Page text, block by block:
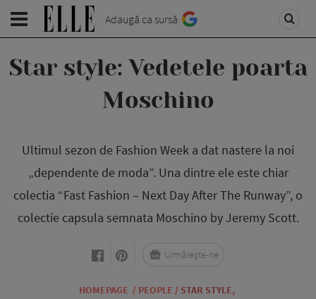
Adaugă ca sursă
Star style: Vedetele poarta
Moschino
Ultimul sezon de Fashion Week a dat nastere la noi
„dependente de moda”. Una dintre ele este chiar
colectia “Fast Fashion – Next Day After The Runway”, o
colectie capsula semnata Moschino by Jeremy Scott.
HOMEPAGE / PEOPLE / STAR STYLE,
Urmărește-ne